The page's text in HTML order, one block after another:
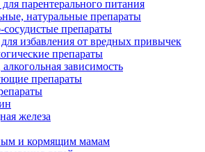
парентерального питания
натуральные препараты
сосудистые препараты
избавления от вредных привычек
препараты
алкогольная зависимость
препараты
железа
и кормящим мамам